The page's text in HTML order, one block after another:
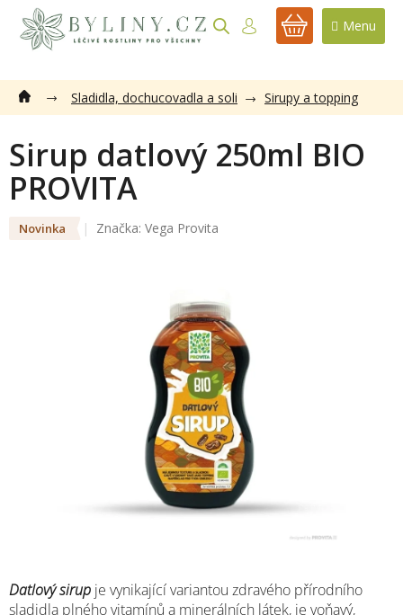
obsah
NÁKUPNÍ
Sladidla, dochucovadla a soli Sirupy a topping
Sirup datlový 250ml BIO
PROVITA
Novinka Značka: Vega Provita
Datlový sirup je vynikající variantou zdravého přírodního
sladidla plného vitamínů a minerálních látek, je voňavý,